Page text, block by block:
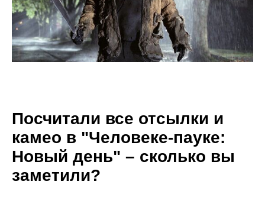
Посчитали все отсылки и
камео в "Человеке-пауке:
Новый день" – сколько вы
заметили?